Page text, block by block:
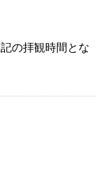
の拝観時間とな